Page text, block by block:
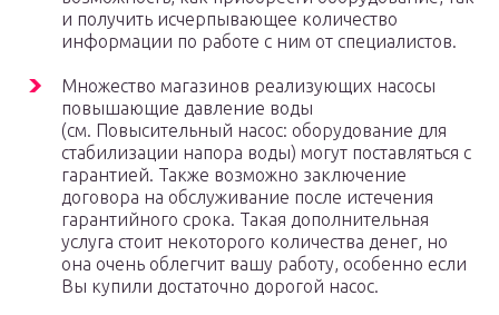
и получить исчерпывающее количество
информации по работе с ним от специалистов.
Множество магазинов реализующих насосы
повышающие давление воды
(см. Повысительный насос: оборудование для
стабилизации напора воды) могут поставляться с
гарантией. Также возможно заключение
договора на обслуживание после истечения
гарантийного срока. Такая дополнительная
услуга стоит некоторого количества денег, но
она очень облегчит вашу работу, особенно если
Вы купили достаточно дорогой насос.